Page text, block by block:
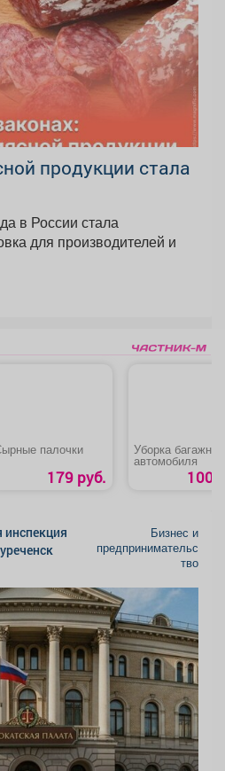
продукции стала
в России стала
для производителей и
палочки
179 руб.
Уборка
автомобиля
100
Бизнес и
предпринимательс
тво